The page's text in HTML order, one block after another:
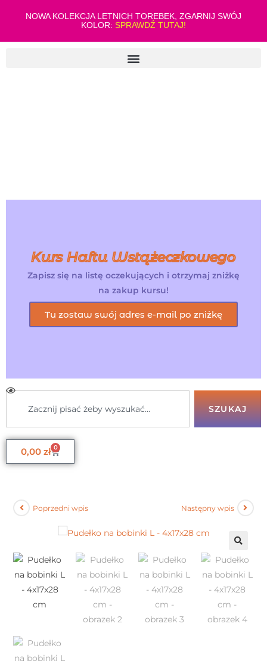
NOWA KOLEKCJA LETNICH TOREBEK, ZGARNIJ SWÓJ
KOLOR: SPRAWDŹ TUTAJ!
Kurs Haftu Wstążeczkowego
Zapisz się na listę oczekujących i otrzymaj zniżkę
na zakup kursu!
Tu zostaw swój adres e-mail po zniżkę
SZUKAJ
0,00 zł 0
Poprzedni wpis Następny wpis